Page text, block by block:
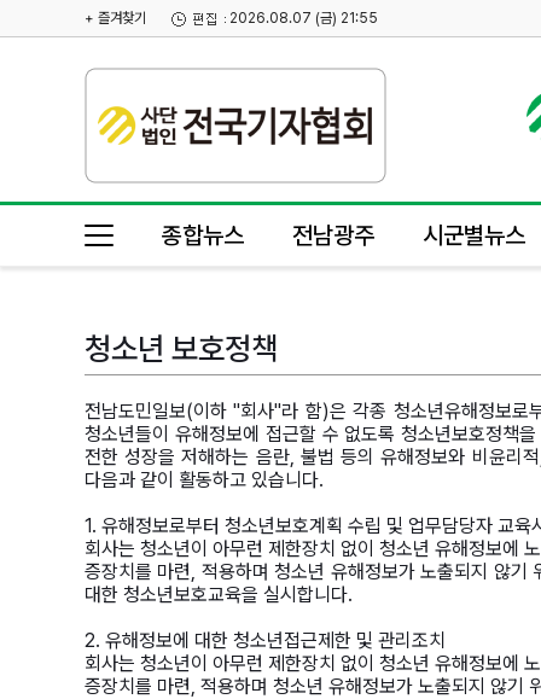
+ 즐겨찾기 2026.08.07 (금) 21:55
종합뉴스 전남광주 시군별뉴스
청소년 보호정책
전남도민일보(이하 "회사"라 함)은 각종 청소년유해정보
청소년들이 유해정보에 접근할 수 없도록 청소년보호정책
전한 성장을 저해하는 음란, 불법 등의 유해정보와 비윤리
다음과 같이 활동하고 있습니다.
1. 유해정보로부터 청소년보호계획 수립 및 업무담당자 교육
회사는 청소년이 아무런 제한장치 없이 청소년 유해정보에
증장치를 마련, 적용하며 청소년 유해정보가 노출되지 않
대한 청소년보호교육을 실시합니다.
2. 유해정보에 대한 청소년접근제한 및 관리조치
회사는 청소년이 아무런 제한장치 없이 청소년 유해정보에
증장치를 마련, 적용하며 청소년 유해정보가 노출되지 않기